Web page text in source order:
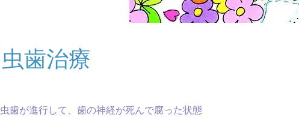
虫歯治療
虫歯が進行して、歯の神経が死んで腐った状態